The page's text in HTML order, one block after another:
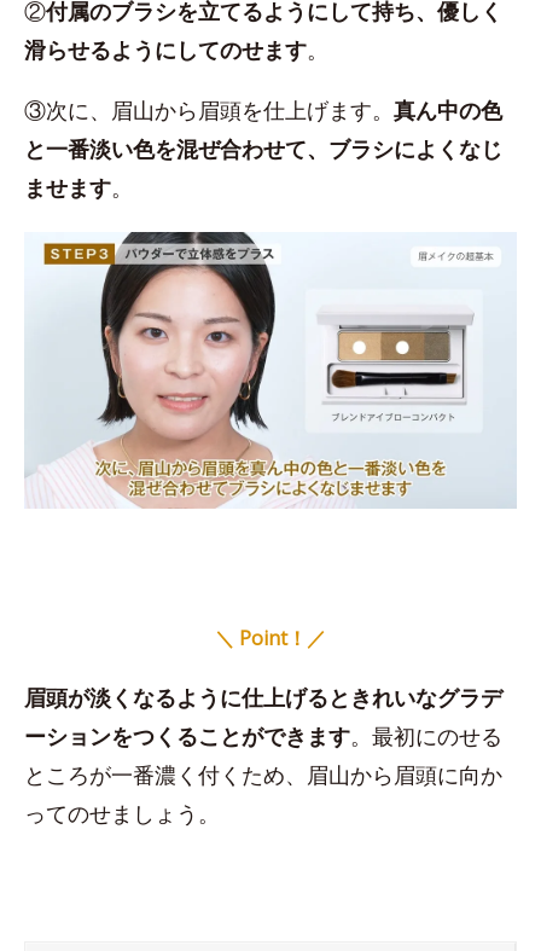
②付属のブラシを立てるようにして持ち、優しく
滑らせるようにしてのせます。
③次に、眉山から眉頭を仕上げます。 真ん中の色
と一番淡い色を混ぜ合わせて、ブラシによくなじ
ませます。
＼ Point！／
眉頭が淡くなるように仕上げるときれいなグラデ
ーションをつくることができます。最初にのせる
ところが一番濃く付くため、眉山から眉頭に向か
ってのせましょう。